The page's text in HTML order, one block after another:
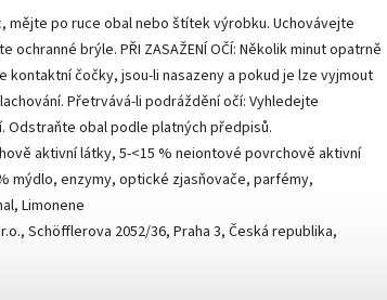
mějte po ruce obal nebo štítek výrobku. Uchovávejte
ochranné brýle. PŘI ZASAŽENÍ OČÍ: Několik minut opatrně
kontaktní čočky, jsou-li nasazeny a pokud je lze vyjmout
Přetrvává-li podráždění očí: Vyhledejte
obal podle platných předpisů.
aktivní látky, 5-<15 % neiontové povrchově aktivní
mýdlo, enzymy, optické zjasňovače, parfémy,
Limonene
Schöfflerova 2052/36, Praha 3, Česká republika,